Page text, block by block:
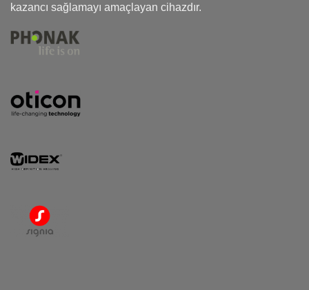
kazancı sağlamayı amaçlayan cihazdır.